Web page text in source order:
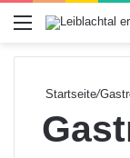
Menü
Startseite/